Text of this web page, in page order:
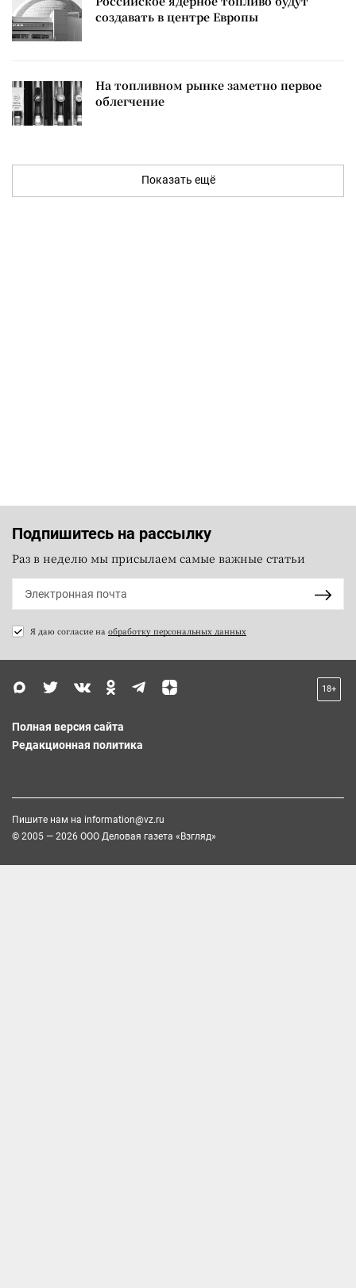
создавать в центре Европы
На топливном рынке заметно первое
облегчение
Показать ещё
Подпишитесь на рассылку
Раз в неделю мы присылаем самые важные статьи
Я даю согласие на обработку персональных данных
18+
Полная версия сайта
Редакционная политика
Пишите нам на information@vz.ru
© 2005 — 2026 ООО Деловая газета «Взгляд»